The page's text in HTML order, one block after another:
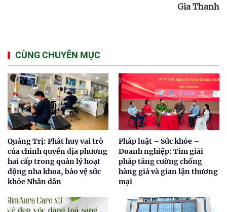
Gia Thanh
CÙNG CHUYÊN MỤC
Quảng Trị: Phát huy vai trò
của chính quyền địa phương
hai cấp trong quản lý hoạt
động nha khoa, bảo vệ sức
khỏe Nhân dân
Pháp luật – Sức khỏe –
Doanh nghiệp: Tìm giải
pháp tăng cường chống
hàng giả và gian lận thương
mại